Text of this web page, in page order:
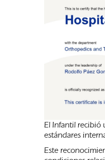
El Infantil recibió
estándares
Este